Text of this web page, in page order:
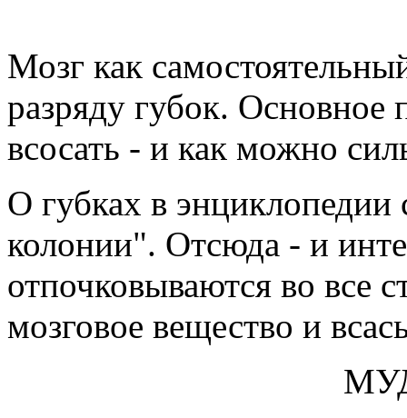
Мозг как
разряду губок.
всосать - и как можно
О губках в энциклопедии
колонии". Отсюда - и
отпочковываются во все
мозговое веществo и